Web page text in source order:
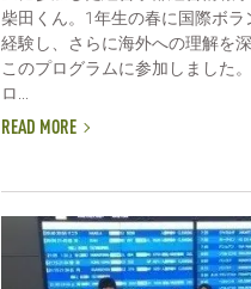
柴田くん。1年生の春に国際ボラ
経験し、さらに海外への理解を深
このプログラムに参加しました
ロ...
READ MORE